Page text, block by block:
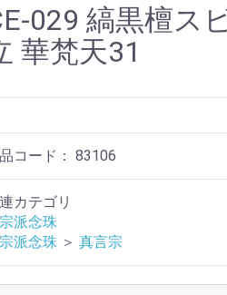
腕輪
ブレスレット 数
ふ
029 縞黒檀ス
華梵天31
コード： 83106
カテゴリ
派念珠
派念珠 ＞ 真言宗